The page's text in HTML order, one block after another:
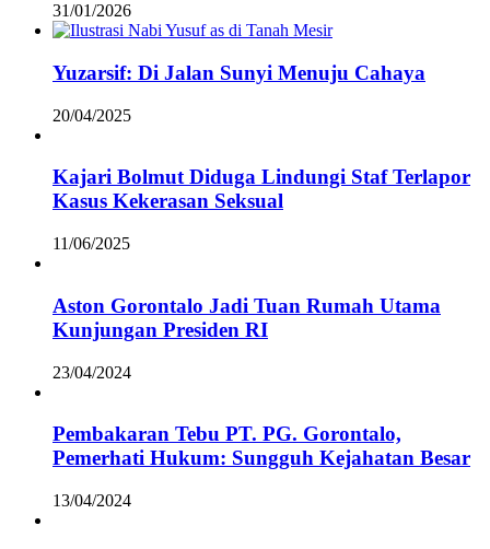
31/01/2026
Yuzarsif: Di Jalan Sunyi Menuju Cahaya
20/04/2025
Kajari Bolmut Diduga Lindungi Staf Terlapor
Kasus Kekerasan Seksual
11/06/2025
Aston Gorontalo Jadi Tuan Rumah Utama
Kunjungan Presiden RI
23/04/2024
Pembakaran Tebu PT. PG. Gorontalo,
Pemerhati Hukum: Sungguh Kejahatan Besar
13/04/2024